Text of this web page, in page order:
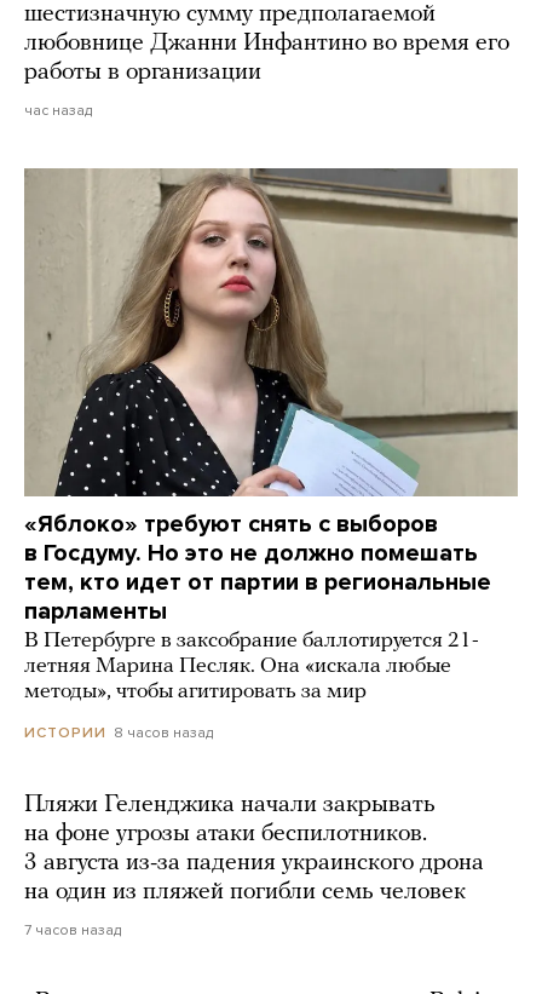
шестизначную сумму предполагаемой
любовнице Джанни Инфантино во время его
работы в организации
час назад
«Яблоко» требуют снять с выборов
в Госдуму. Но это не должно помешать
тем, кто идет от партии в региональные
парламенты
В Петербурге в заксобрание баллотируется 21-
летняя Марина Песляк. Она «искала любые
методы», чтобы агитировать за мир
ИСТОРИИ 8 часов назад
Пляжи Геленджика начали закрывать
на фоне угрозы атаки беспилотников.
3 августа из-за падения украинского дрона
на один из пляжей погибли семь человек
7 часов назад